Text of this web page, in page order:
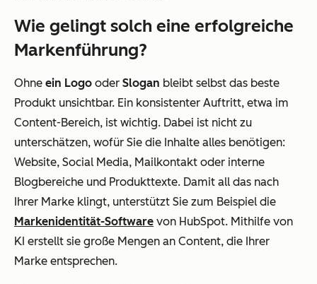
Wie gelingt solch eine erfolgreiche
Markenführung?
Ohne ein Logo oder Slogan bleibt selbst das beste
Produkt unsichtbar. Ein konsistenter Auftritt, etwa im
Content-Bereich, ist wichtig. Dabei ist nicht zu
unterschätzen, wofür Sie die Inhalte alles benötigen:
Website, Social Media, Mailkontakt oder interne
Blogbereiche und Produkttexte. Damit all das nach
Ihrer Marke klingt, unterstützt Sie zum Beispiel die
Markenidentität-Software von HubSpot. Mithilfe von
KI erstellt sie große Mengen an Content, die Ihrer
Marke entsprechen.